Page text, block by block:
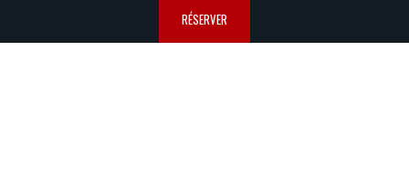
RÉSERVER